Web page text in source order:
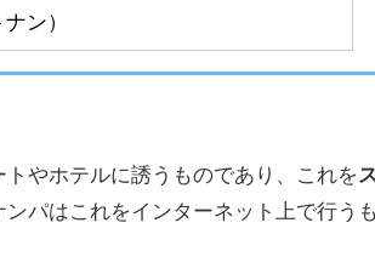
ン）
やホテルに誘うものであり、これを
ンパはこれをインターネット上で行う